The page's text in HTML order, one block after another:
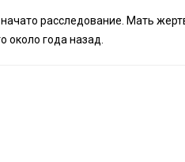
расследование. Мать
около года назад.